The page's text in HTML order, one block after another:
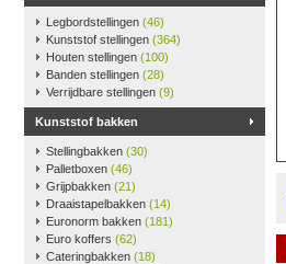
Legbordstellingen (46)
Kunststof stellingen (364)
Houten stellingen (100)
Banden stellingen (28)
Verrijdbare stellingen (9)
Kunststof bakken
Stellingbakken (30)
Palletboxen (46)
Grijpbakken (21)
Draaistapelbakken (14)
Euronorm bakken (181)
Euro koffers (62)
Cateringbakken (18)